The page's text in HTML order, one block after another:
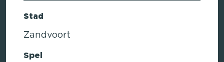
Stad
Zandvoort
Spel